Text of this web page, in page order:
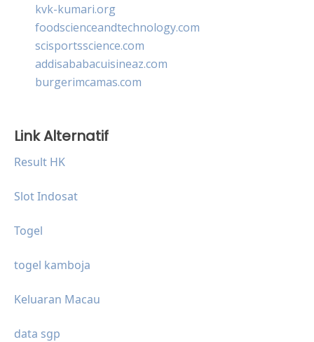
kvk-kumari.org
foodscienceandtechnology.com
scisportsscience.com
addisababacuisineaz.com
burgerimcamas.com
Link Alternatif
Result HK
Slot Indosat
Togel
togel kamboja
Keluaran Macau
data sgp